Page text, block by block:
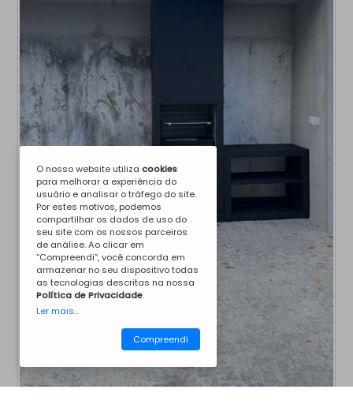
O nosso website utiliza cookies
para melhorar a experiência do
usuário e analisar o tráfego do site.
Por estes motivos, podemos
compartilhar os dados de uso do
seu site com os nossos parceiros
de análise. Ao clicar em
“Compreendi”, você concorda em
armazenar no seu dispositivo todas
as tecnologias descritas na nossa
Política de Privacidade.
Ler mais...
Compreendi